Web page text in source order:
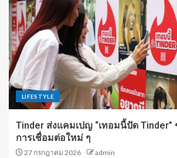
LIFESTYLE
Tinder ส่งแคมเปญ “เทอมนี้ปัด Tinder”
การเชื่อมต่อใหม่ ๆ
27 กรกฎาคม 2026 admin